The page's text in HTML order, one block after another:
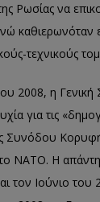
Ρωσίας να
καθιερωνόταν
τεχνικούς
2008, η
για τις
Συνόδου
ΝΑΤΟ. Η
τον Ιούνιο του